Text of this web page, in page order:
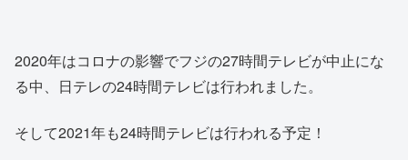
2020年はコロナの影響でフジの27時間テレビが中止にな
る中、日テレの24時間テレビは行われました。
そして2021年も24時間テレビは行われる予定！